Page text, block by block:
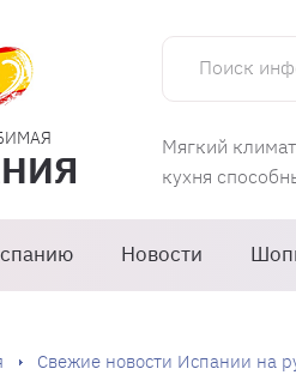
Поиск
Мягкий
кухня
Новости
Свежие новости Испании на